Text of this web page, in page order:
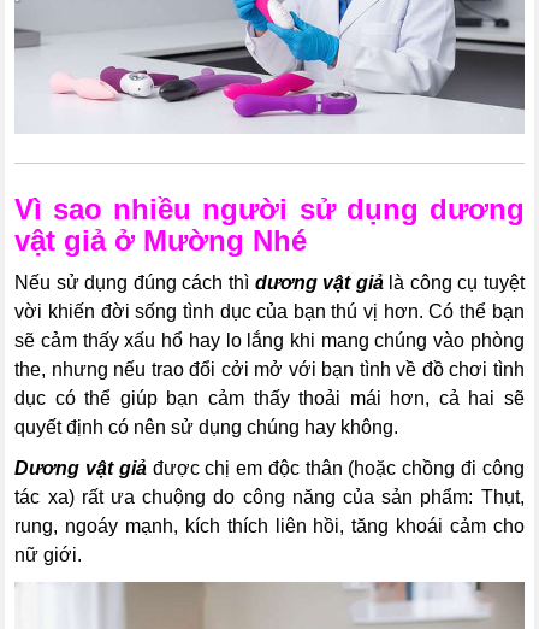
Vì sao nhiều người sử dụng dương
vật giả ở Mường Nhé
Nếu sử dụng đúng cách thì dương vật giảlà công cụ tuyệt
vời khiến đời sống tình dục của bạn thú vị hơn. Có thể bạn
sẽ cảm thấy xấu hổ hay lo lắng khi mang chúng vào phòng
the, nhưng nếu trao đổi cởi mở với bạn tình về đồ chơi tình
dục có thể giúp bạn cảm thấy thoải mái hơn, cả hai sẽ
quyết định có nên sử dụng chúng hay không.
Dương vật giảđược chị em độc thân (hoặc chồng đi công
tác xa) rất ưa chuộng do công năng của sản phẩm: Thụt,
rung, ngoáy mạnh, kích thích liên hồi, tăng khoái cảm cho
nữ giới.